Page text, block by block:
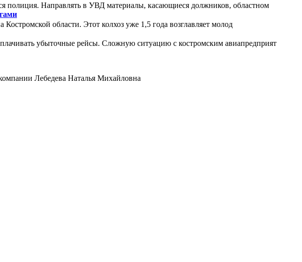
полиция. Направлять в УВД материалы, касающиеся должников, областном
области. Этот колхоз уже 1,5 года возглавляет молод
убыточные рейсы. Сложную ситуацию с костромским авиапредприят
Лебедева Наталья Михайловна